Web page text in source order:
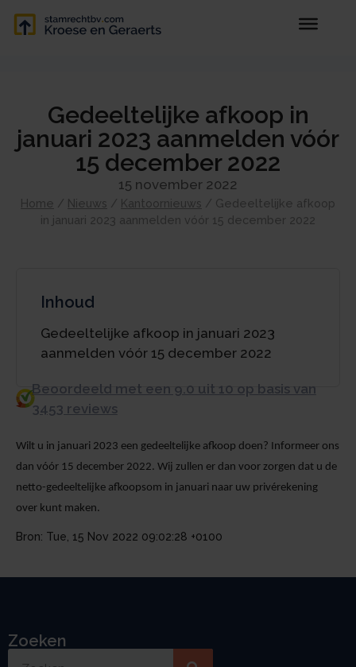
Gedeeltelijke afkoop in
januari 2023 aanmelden vóór
15 december 2022
15 november 2022
Home / Nieuws / Kantoornieuws / Gedeeltelijke afkoop
in januari 2023 aanmelden vóór 15 december 2022
Inhoud
Gedeeltelijke afkoop in januari 2023
aanmelden vóór 15 december 2022
Beoordeeld met een 9.0 uit 10 op basis van
3453 reviews
Wilt u in januari 2023 een gedeeltelijke afkoop doen? Informeer ons
dan vóór 15 december 2022. Wij zullen er dan voor zorgen dat u de
netto-gedeeltelijke afkoopsom in januari naar uw privérekening
over kunt maken.
Bron: Tue, 15 Nov 2022 09:02:28 +0100
Zoeken